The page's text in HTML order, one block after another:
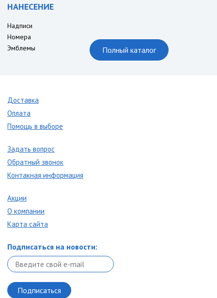
НАНЕСЕНИЕ
Надписи
Номера
Эмблемы
Полный каталог
Доставка
Оплата
Помощь в выборе
Задать вопрос
Обратный звонок
Контакная информация
Акции
О компании
Карта сайта
Подписаться на новости: